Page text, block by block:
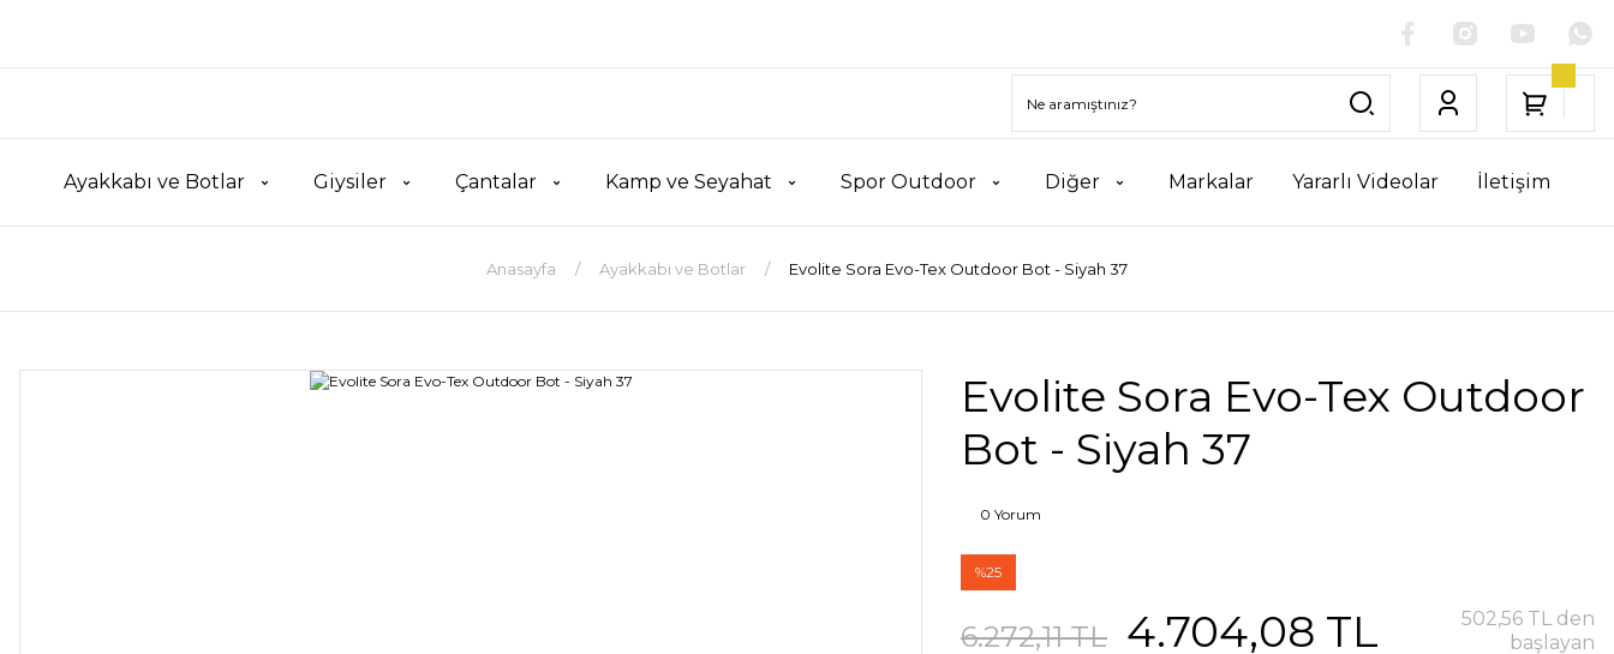
Ayakkabı ve Botlar Giysiler Çantalar Kamp ve Seyahat Spor Outdoor Diğer Markalar Yararlı Videolar İletişim
Anasayfa Ayakkabı ve Botlar Evolite Sora Evo-Tex Outdoor Bot - Siyah 37
Evolite Sora Evo-Tex Outdoor
Bot - Siyah 37
0 Yorum
%25
6.272,11 TL 4.704,08 TL
502,56 TL den
başlayan